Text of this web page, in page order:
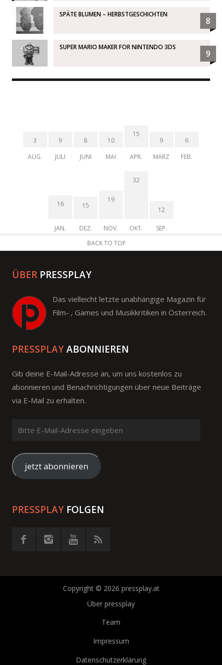
SPÄTE BLUMEN – HERBSTGESCHICHTEN
8
SUPER MARIO MAKER FOR NINTENDO 3DS
9
3
AUG.
9
JULI
8
JUNI
10
MAI
15
APR.
9
MÄRZ
6
FEB.
16
JAN.
15
DEZ.
19
NOV.
32
OKT.
12
SEP.
BACK TO TOP
ÜBER PRESSPLAY
Das vielleicht letzte unabhängige Magazin für
Film- , Games und Musikkritiken in Österreich.
PRESSPLAYABONNIEREN
Gib deine E-Mail-Adresse an, um uns kostenlos zu
abonnieren und Benachrichtigungen über neue Beiträge
via E-Mail zu erhalten.
Mail-
Adresse
eingeben
jetzt abonnieren
PRESSPLAY FOLGEN
Copyright © 2026 pressplay.at
Über pressplay
Team
Impressum
Datenschutzerklärung